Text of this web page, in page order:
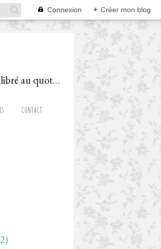
Connexion + Créer mon blog
Le blog d'une Diététicienne Gourmande, ravie de partager recettes et astuces pour cuisiner varié et équilibré au quotidien!
CONTACT